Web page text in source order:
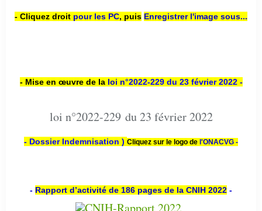
- Cliquez droit pour les PC, puis Enregistrer l'image sous...
- Mise en œuvre de la loi n°2022-229 du 23 février 2022 -
loi n°2022-229 du 23 février 2022
- Dossier Indemnisation ) Cliquez sur le logo de l'ONACVG -
- Rapport d’activité de 186 pages de la CNIH 2022 -